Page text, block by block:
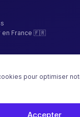
pour optimiser
Accepter
en France 🇫🇷
/ cookies